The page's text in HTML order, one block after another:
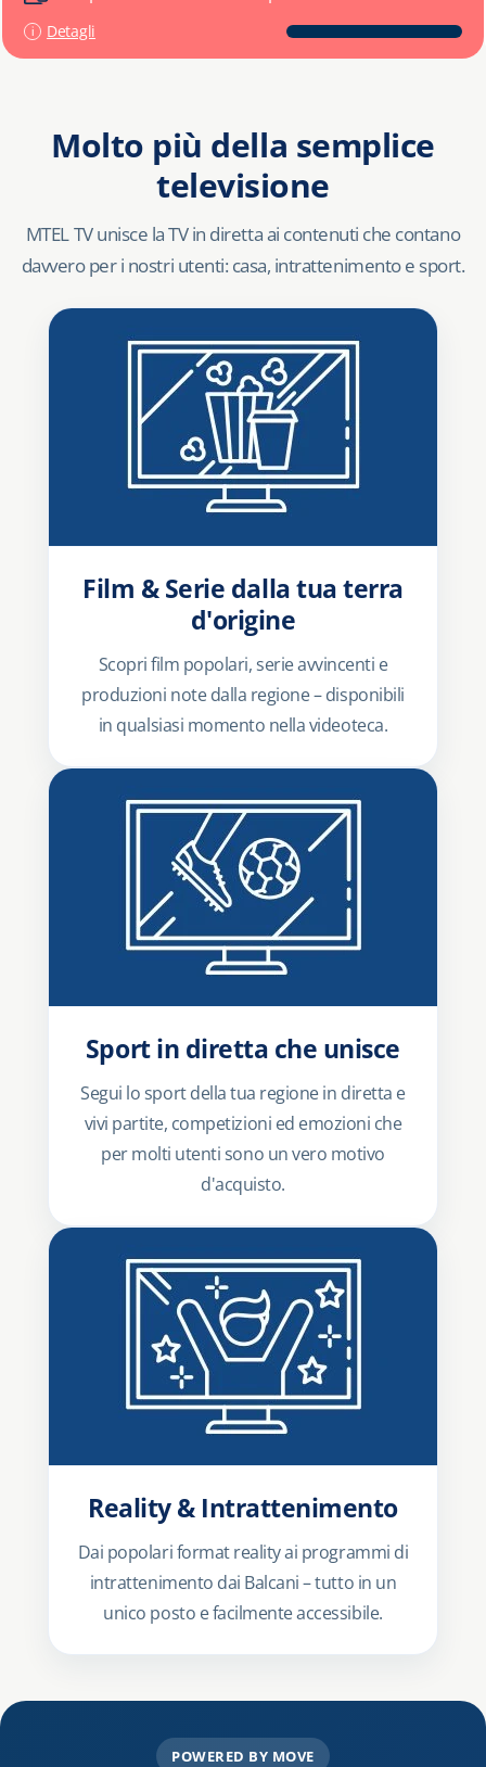
Detagli
Molto più della semplice
televisione
MTEL TV unisce la TV in diretta ai contenuti che contano
davvero per i nostri utenti: casa, intrattenimento e sport.
Film & Serie dalla tua terra
d'origine
Scopri film popolari, serie avvincenti e
produzioni note dalla regione – disponibili
in qualsiasi momento nella videoteca.
Sport in diretta che unisce
Segui lo sport della tua regione in diretta e
vivi partite, competizioni ed emozioni che
per molti utenti sono un vero motivo
d'acquisto.
Reality & Intrattenimento
Dai popolari format reality ai programmi di
intrattenimento dai Balcani – tutto in un
unico posto e facilmente accessibile.
POWERED BY MOVE